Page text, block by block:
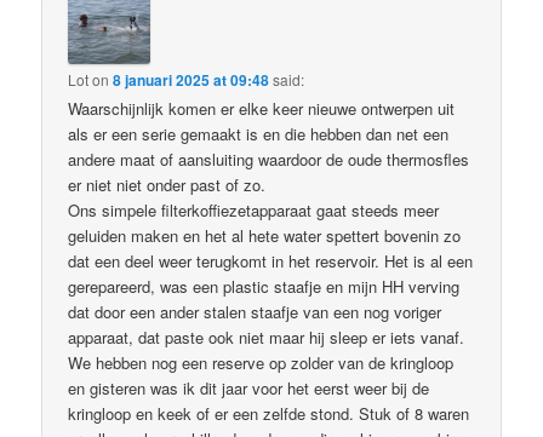
Loton8 januari 2025 at 09:48said:
Waarschijnlijk komen er elke keer nieuwe ontwerpen uit
als er een serie gemaakt is en die hebben dan net een
andere maat of aansluiting waardoor de oude thermosfles
er niet niet onder past of zo.
Ons simpele filterkoffiezetapparaat gaat steeds meer
geluiden maken en het al hete water spettert bovenin zo
dat een deel weer terugkomt in het reservoir. Het is al een
gerepareerd, was een plastic staafje en mijn HH verving
dat door een ander stalen staafje van een nog voriger
apparaat, dat paste ook niet maar hij sleep er iets vanaf.
We hebben nog een reserve op zolder van de kringloop
en gisteren was ik dit jaar voor het eerst weer bij de
kringloop en keek of er een zelfde stond. Stuk of 8 waren